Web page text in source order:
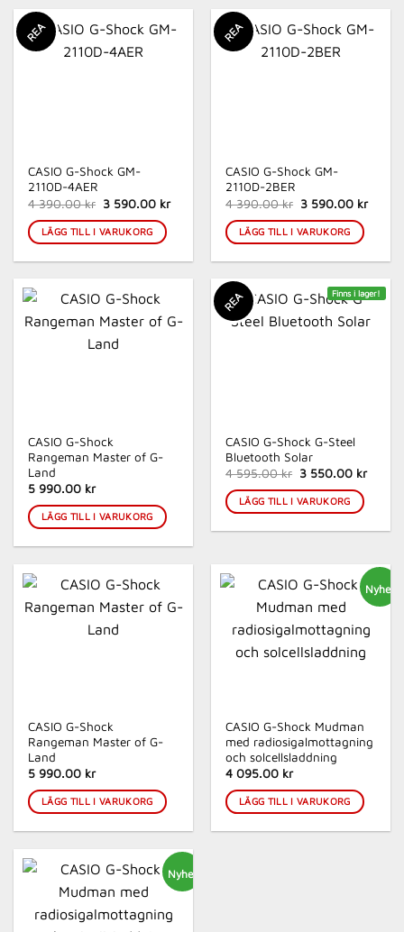
REA
CASIO G-Shock GM-
2110D-4AER
4 390.00 kr Det
priset
var:
390.00 kr.
3 590.00 krDet
590.00 kr.
LÄGG TILL I VARUKORG
REA
CASIO G-Shock GM-
2110D-2BER
4 390.00 kr Det
priset
var:
390.00 kr.
3 590.00 krDet
LÄGG TILL I VARUKORG
CASIO G-Shock
Rangeman Master of G-
Land
5 990.00 kr
LÄGG TILL I VARUKORG
REA Finns i lager!
CASIO G-Shock G-Steel
Bluetooth Solar
4 595.00 kr Det
priset
var:
595.00 kr.
3 550.00 krDet
LÄGG TILL I VARUKORG
CASIO G-Shock
Rangeman Master of G-
Land
5 990.00 kr
LÄGG TILL I VARUKORG
Nyhet
CASIO G-Shock Mudman
med radiosigalmottagning
och solcellsladdning
4 095.00 kr
LÄGG TILL I VARUKORG
Nyhet